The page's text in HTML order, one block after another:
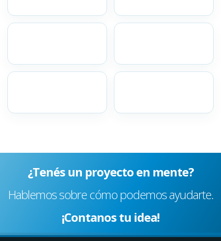
¿Tenés un proyecto en mente?
Hablemos sobre cómo podemos ayudarte.
¡Contanos tu idea!